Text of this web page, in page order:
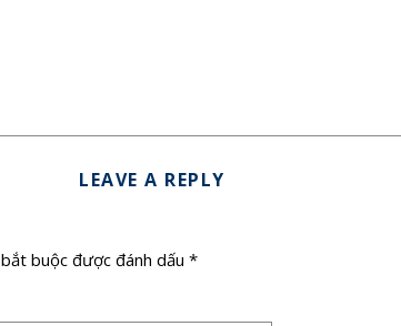
LEAVE A REPLY
buộc được đánh dấu *